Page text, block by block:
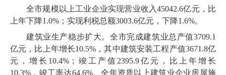
全市规模以上工业企业实现营业收入45042.6亿元，比
上年下降1 .0%；实现利税总额3003.6亿元，下降1 .6%。
建筑业生产稳步扩大。全市完成建筑业总产值3709.1
亿元，比上年增长10.5%，其中建筑安装工程产值3671 .8亿
元，增长 10.4%；竣工产值 2395.9亿元，比上年增长
10.3%，竣工率达64.6%。全年资质以上建筑业企业房屋施